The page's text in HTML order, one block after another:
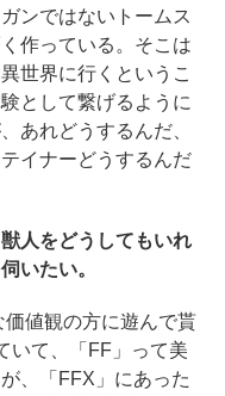
ンではないトームス
作っている。そこは
世界に行くというこ
として繋げるように
あれどうするんだ、
イナーどうするんだ
人をどうしてもいれ
いたい。
値観の方に遊んで貰
いて、「FF」って美
、「FFX」にあった